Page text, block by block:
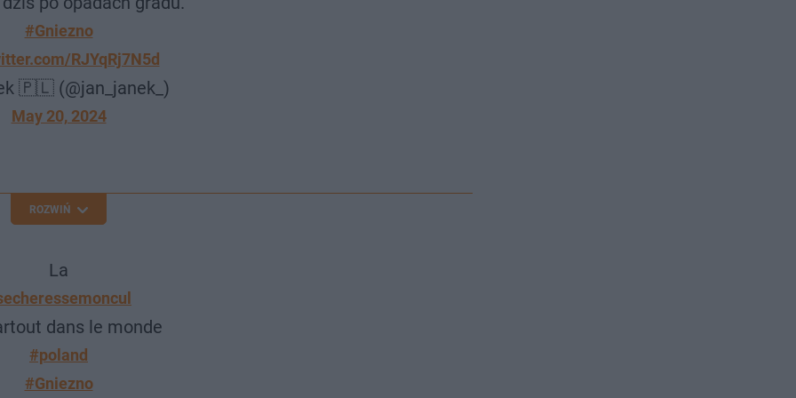
#Gniezno
RJYqRj7N5d
🇵🇱 (@jan_janek_)
May 20, 2024
ROZWIŃ
La
dans le monde
#poland
#Gniezno